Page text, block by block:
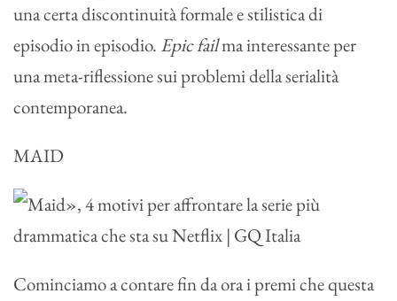
una certa discontinuità formale e stilistica di
episodio in episodio. Epic failma interessante per
una meta-riflessione sui problemi della serialità
contemporanea.
MAID
Cominciamo a contare fin da ora i premi che questa